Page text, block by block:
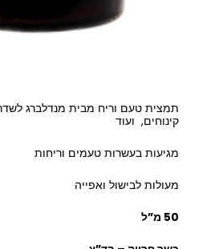
תמצית טעם וריח מבית מנדלברג
קינוחים, ועוד
מגיעות בעשרות טעמים וריחות
מעולות לבישול ואפייה
50 מ”ל